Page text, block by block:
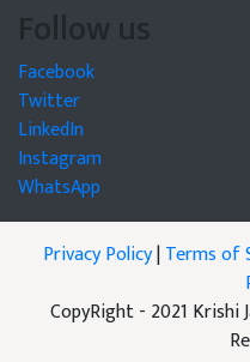
Follow us
Facebook
Twitter
LinkedIn
Instagram
WhatsApp
Privacy Policy|Terms of
CopyRight - 2021 Krishi